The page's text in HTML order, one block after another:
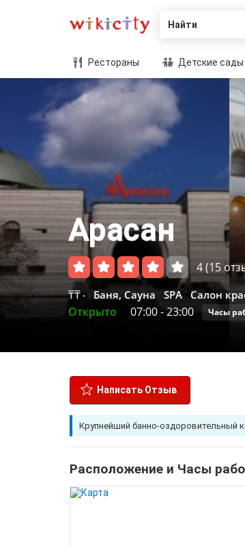
Найти
Рестораны Детские сады
Арасан
4(15
₸₸
Баня, Сауна SPA Салон
Открыто 07:00-23:00 Часы
Написать Отзыв
Крупнейший банно-оздоровительный
Расположение и Часы